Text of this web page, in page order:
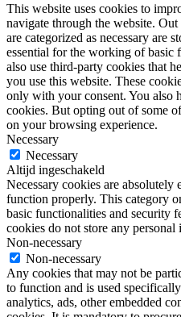
This website uses cookies to
navigate through the website.
are categorized as necessary are
essential for the working of basic
also use third-party cookies that
you use this website. These
only with your consent. You also
cookies. But opting out of some
on your browsing experience.
Necessary
Necessary
Altijd ingeschakeld
Necessary cookies are absolutely
function properly. This category
basic functionalities and security
cookies do not store any personal
Non-necessary
Non-necessary
Any cookies that may not be
to function and is used
analytics, ads, other embedded